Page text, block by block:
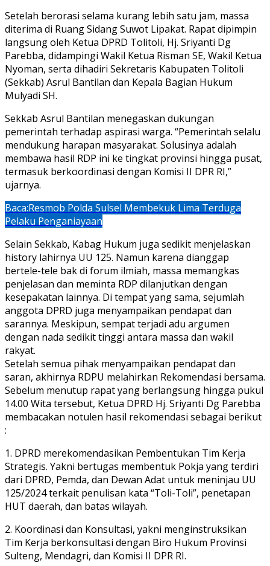
Setelah berorasi selama kurang lebih satu jam, massa
diterima di Ruang Sidang Suwot Lipakat. Rapat dipimpin
langsung oleh Ketua DPRD Tolitoli, Hj. Sriyanti Dg
Parebba, didampingi Wakil Ketua Risman SE, Wakil Ketua
Nyoman, serta dihadiri Sekretaris Kabupaten Tolitoli
(Sekkab) Asrul Bantilan dan Kepala Bagian Hukum
Mulyadi SH.
Sekkab Asrul Bantilan menegaskan dukungan
pemerintah terhadap aspirasi warga. “Pemerintah selalu
mendukung harapan masyarakat. Solusinya adalah
membawa hasil RDP ini ke tingkat provinsi hingga pusat,
termasuk berkoordinasi dengan Komisi II DPR RI,”
ujarnya.
Baca:Resmob Polda Sulsel Membekuk Lima Terduga
Pelaku Penganiayaan
Selain Sekkab, Kabag Hukum juga sedikit menjelaskan
history lahirnya UU 125. Namun karena dianggap
bertele-tele bak di forum ilmiah, massa memangkas
penjelasan dan meminta RDP dilanjutkan dengan
kesepakatan lainnya. Di tempat yang sama, sejumlah
anggota DPRD juga menyampaikan pendapat dan
sarannya. Meskipun, sempat terjadi adu argumen
dengan nada sedikit tinggi antara massa dan wakil
rakyat.
Setelah semua pihak menyampaikan pendapat dan
saran, akhirnya RDPU melahirkan Rekomendasi bersama.
Sebelum menutup rapat yang berlangsung hingga pukul
14.00 Wita tersebut, Ketua DPRD Hj. Sriyanti Dg Parebba
membacakan notulen hasil rekomendasi sebagai berikut
:
1. DPRD merekomendasikan Pembentukan Tim Kerja
Strategis. Yakni bertugas membentuk Pokja yang terdiri
dari DPRD, Pemda, dan Dewan Adat untuk meninjau UU
125/2024 terkait penulisan kata “Toli-Toli”, penetapan
HUT daerah, dan batas wilayah.
2. Koordinasi dan Konsultasi, yakni menginstruksikan
Tim Kerja berkonsultasi dengan Biro Hukum Provinsi
Sulteng, Mendagri, dan Komisi II DPR RI.